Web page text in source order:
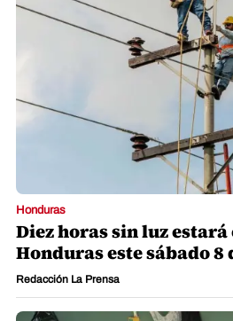
Honduras
Diez horas sin luz estará
Honduras este sábado 8
Redacción La Prensa